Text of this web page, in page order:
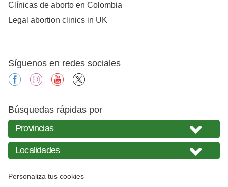
Clínicas de aborto en Colombia
Legal abortion clinics in UK
Síguenos en redes sociales
facebookinstagramyoutube
Búsquedas rápidas por
Personaliza tus cookies